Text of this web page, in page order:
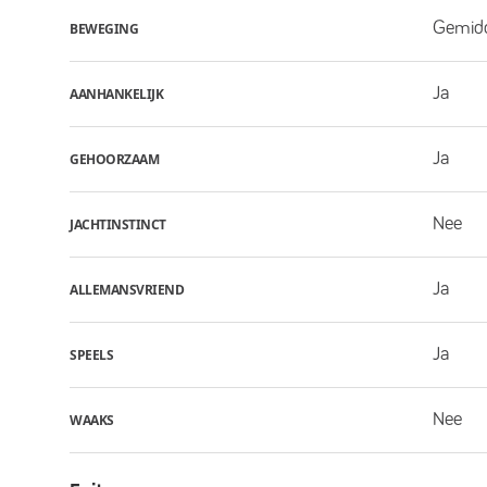
BEWEGING
AANHANKELIJK Ja
GEHOORZAAM Ja
JACHTINSTINCT Nee
ALLEMANSVRIEND Ja
SPEELS Ja
WAAKS Nee